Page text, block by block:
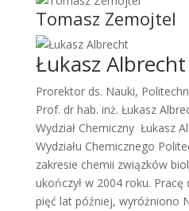
Tomasz Zemojtel
Łukasz Albrecht
Prorektor ds. Nauki,
Prof. dr hab. inż. Łukasz
Wydział Chemiczny Łukasz
Wydziału Chemicznego
zakresie chemii związków
ukończył w 2004 roku.
pięć lat później, wyróżniono